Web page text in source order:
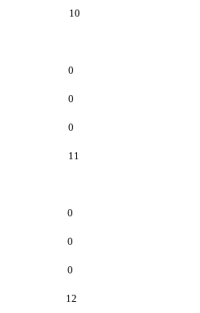
10
0
0
0
11
0
0
0
12